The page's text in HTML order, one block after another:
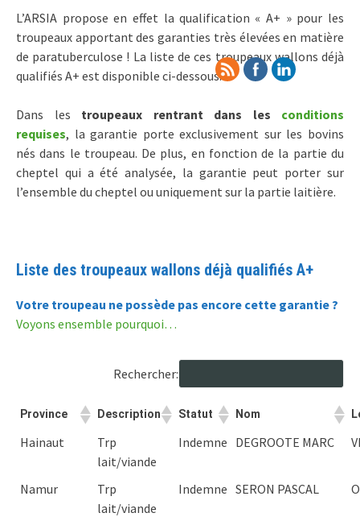
L’ARSIA propose en effet la qualification « A+ » pour les
troupeaux apportant des garanties très élevées en matière
de paratuberculose ! La liste de ces troupeaux wallons déjà
qualifiés A+ est disponible ci-dessous.
Dans les troupeaux rentrant dans les conditions
requises, la garantie porte exclusivement sur les bovins
nés dans le troupeau. De plus, en fonction de la partie du
cheptel qui a été analysée, la garantie peut porter sur
l’ensemble du cheptel ou uniquement sur la partie laitière.
Liste des troupeaux wallons déjà qualifiés A+
Votre troupeau ne possède pas encore cette garantie ?
Voyons ensemble pourquoi…
Rechercher:
Province Description Statut Nom
Hainaut
Trp
lait/viande
Indemne DEGROOTE MARC
Namur
Trp
lait/viande
Indemne SERON PASCAL